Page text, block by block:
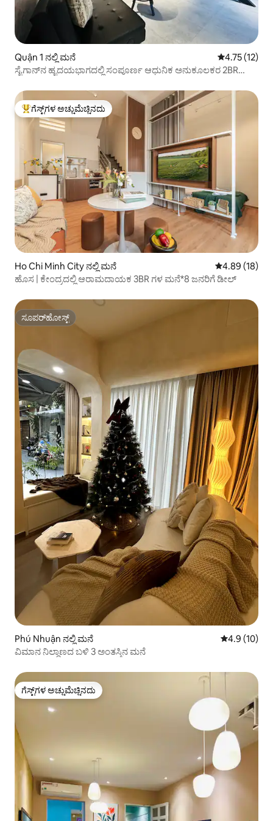
Quận 1 ನಲ್ಲಿ ಮನೆ 5 ರಲ್ಲಿ 4.75
4.75 (12)
ಸೈಗಾನ್‌ನ ಹೃದಯಭಾಗದಲ್ಲಿ ಸಂಪೂರ್ಣ ಆಧುನಿಕ ಅನುಕೂಲಕರ 2BR
ಗೆಸ್ಟ್‌ಗಳಿಗೆ ಅತಿ ಹೆಚ್ಚು ಅಚ್ಚುಮೆಚ್ಚಿನದು
ಗೆಸ್ಟ್‌ಗಳ ಅಚ್ಚುಮೆಚ್ಚಿನದು
Ho Chi Minh City ನಲ್ಲಿ ಮನೆ 5 ರಲ್ಲಿ 4.89
4.89 (18)
ಹೊಸ | ಕೇಂದ್ರದಲ್ಲಿ ಆರಾಮದಾಯಕ 3BR ಗಳ ಮನೆ*8 ಜನರಿಗೆ ಡೀಲ್
ಸೂಪರ್‌ಹೋಸ್ಟ್
ಸೂಪರ್‌ಹೋಸ್ಟ್
Phú Nhuận ನಲ್ಲಿ ಮನೆ 5 ರಲ್ಲಿ 4.9
4.9 (10)
ವಿಮಾನ ನಿಲ್ದಾಣದ ಬಳಿ 3 ಅಂತಸ್ತಿನ ಮನೆ
ಗೆಸ್ಟ್‌ಗಳ ಅಚ್ಚುಮೆಚ್ಚಿನದು
ಗೆಸ್ಟ್‌ಗಳ ಅಚ್ಚುಮೆಚ್ಚಿನದು